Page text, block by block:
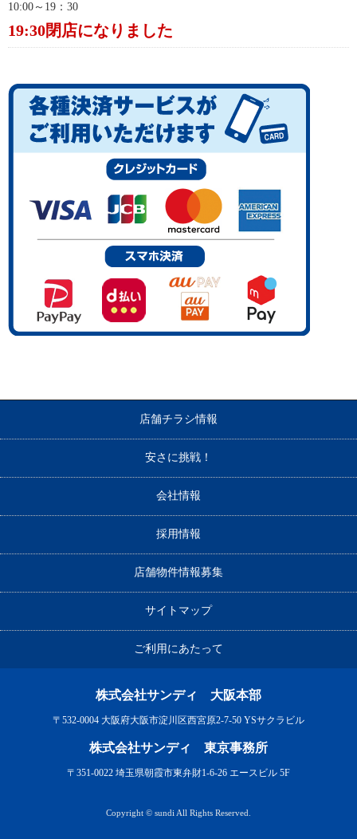
10:00～19：30
19:30閉店になりました
店舗チラシ情報
安さに挑戦！
会社情報
採用情報
店舗物件情報募集
サイトマップ
ご利用にあたって
株式会社サンディ 大阪本部
〒532-0004 大阪府大阪市淀川区西宮原2-7-50 YSサクラビル
株式会社サンディ 東京事務所
〒351-0022 埼玉県朝霞市東弁財1-6-26 エースビル 5F
Copyright © sundi All Rights Reserved.